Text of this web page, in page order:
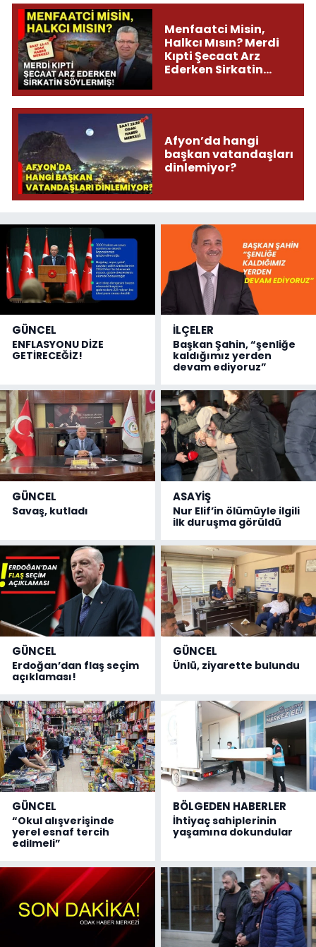
Menfaatci Misin,
Halkcı Mısın? Merdi
Kıpti Şecaat Arz
Ederken Sirkatin
Afyon’da hangi
başkan vatandaşları
dinlemiyor?
GÜNCEL
ENFLASYONU DİZE
GETİRECEĞİZ!
İLÇELER
Başkan Şahin, “şenliğe
kaldığımız yerden
devam ediyoruz”
GÜNCEL
Savaş, kutladı
ASAYİŞ
Nur Elif’in ölümüyle ilgili
ilk duruşma görüldü
GÜNCEL
Erdoğan’dan flaş seçim
açıklaması!
GÜNCEL
Ünlü, ziyarette bulundu
GÜNCEL
“Okul alışverişinde
yerel esnaf tercih
edilmeli”
BÖLGEDEN HABERLER
İhtiyaç sahiplerinin
yaşamına dokundular